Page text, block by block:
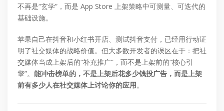
不再是“玄学”，而是 App Store 上架策略中可测量、可迭代的
基础设施。
苹果自己在抖音和小红书开店、测试抖音支付，已经用行动证
明了社交媒体的战略价值。但大多数开发者的误区在于：把社
交媒体当成上架后的“补充推广”，而不是上架前的“核心引
擎”。 能冲击榜单的，不是上架后花多少钱投广告，而是上架
前有多少人在社交媒体上讨论你的应用。